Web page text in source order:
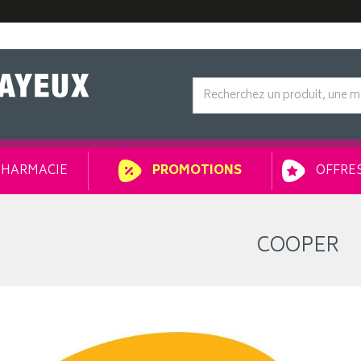
PROMOTIONS
COOPER